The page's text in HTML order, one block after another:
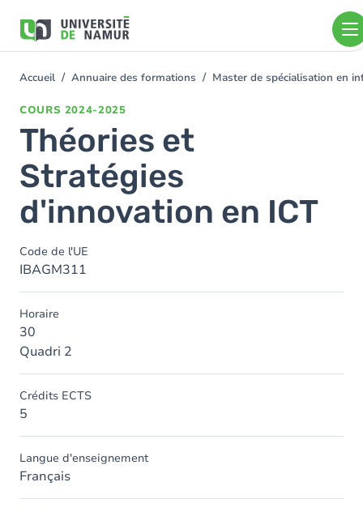
contenu
You
Accueil Annuaire des formations Master de spécialisation en
COURS 2024-2025
Théories et
Stratégies
d'innovation en ICT
Code de l'UE
IBAGM311
Horaire
30
Quadri 2
Crédits ECTS
5
Langue d'enseignement
Français